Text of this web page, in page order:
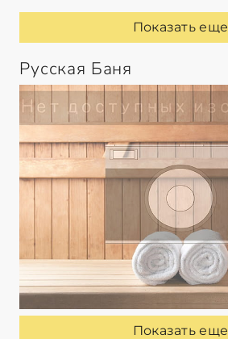
Показать еще
Русская Баня
Показать еще